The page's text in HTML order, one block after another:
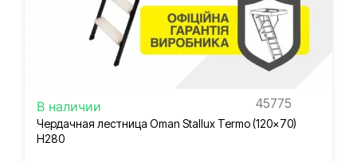
В наличии 45775
Чердачная лестница Oman Stallux Termo (120×70)
H280